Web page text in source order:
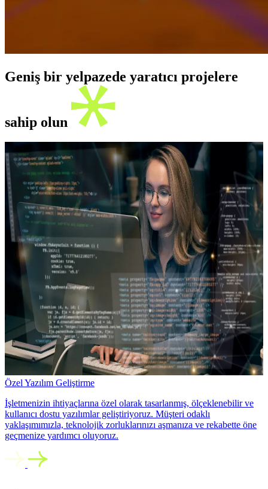
Geniş bir yelpazede yaratıcı projelere
sahip olun
Özel Yazılım Geliştirme
İşletmenizin ihtiyaçlarına özel olarak tasarlanmış, ölçeklenebilir ve
kullanıcı dostu yazılımlar geliştiriyoruz. Müşteri odaklı
yaklaşımımızla, teknolojik zorluklarınızı aşmanıza ve rekabette öne
geçmenize yardımcı oluyoruz.